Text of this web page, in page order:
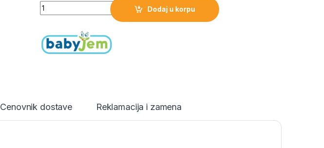
BabyJem noša Potty GREY količina
Dodaj u korpu
Cenovnik dostave Reklamacija i zamena